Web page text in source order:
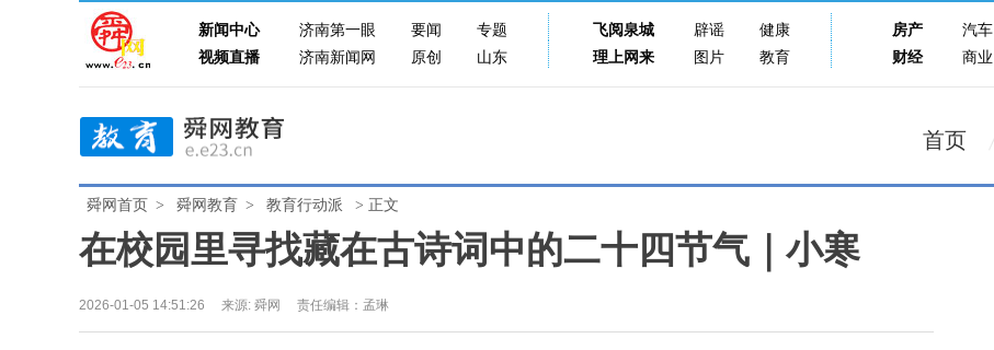
新闻中心 济南第一眼 要闻 专题 飞阅泉城 辟谣 健康 房产 汽车
视频直播
济南新闻网 原创 山东 理上网来 图片 教育 财经 商业
首页
舜网首页 > 舜网教育 > 教育行动派 > 正文
在校园里寻找藏在古诗词中的二十四节气｜小寒
2026-01-05 14:51:26 来源: 舜网 责任编辑：孟琳